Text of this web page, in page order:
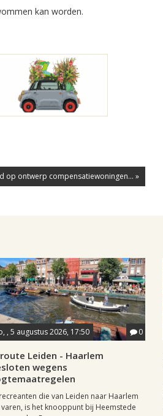
kan worden.
op ontwerp compensatiewoningen... »
, 5 augustus 2026, 17:50 0
Leiden - Haarlem
wegens
die van Leiden naar Haarlem
is het knooppunt bij Heemstede